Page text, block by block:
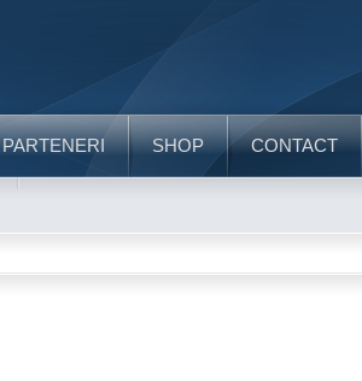
PARTENERI SHOP CONTACT